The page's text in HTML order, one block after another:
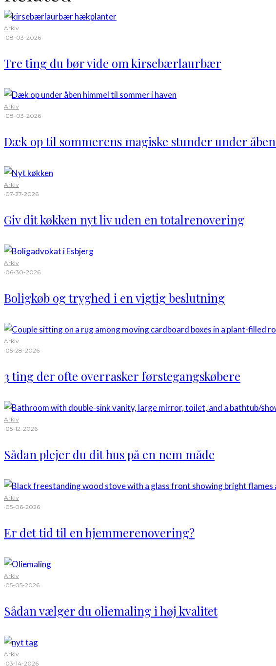
Arkiv
·08-03-2026
Tre ting du bør vide om kirsebærlaurbær
Arkiv
·08-03-2026
Dæk op til sommerens magiske stunder under
Arkiv
·07-27-2026
Giv dit køkken nyt liv uden en totalrenovering
Arkiv
·06-30-2026
Boligkøb og tryghed i en vigtig beslutning
Arkiv
·05-28-2026
3 ting der ofte overrasker førstegangskøbere
Arkiv
·05-12-2026
Sådan plejer du dit hus på en nem måde
Arkiv
·05-06-2026
Er det tid til en hjemmerenovering?
Arkiv
·05-05-2026
Sådan vælger du oliemaling i høj kvalitet
Arkiv
·03-14-2026